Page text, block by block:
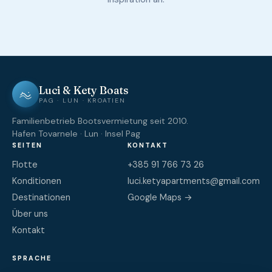
Hauptsaison sind Boote oft Wochen im Voraus
Luci & Kety Boats
PAG · LUN · KROATIEN
Familienbetrieb Bootsvermietung seit 2010.
Hafen Tovarnele · Lun · Insel Pag
SEITEN
Flotte
Konditionen
Destinationen
Über uns
Kontakt
KONTAKT
+385 91 766 73 26
luci.ketyapartments@gmail.com
Google Maps →
SPRACHE